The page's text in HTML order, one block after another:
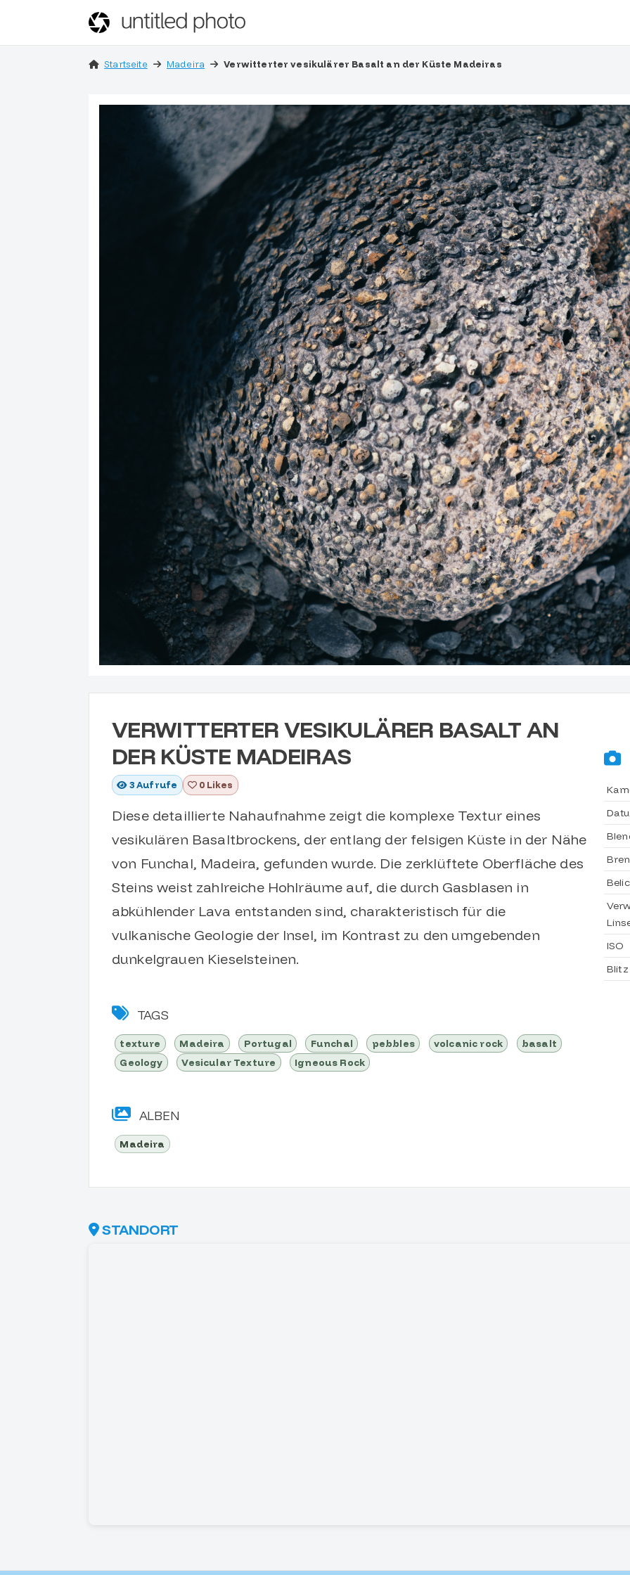
Startseite Madeira Verwitterter vesikulärer Basalt an der Küste Madeiras
VERWITTERTER VESIKULÄRER BASALT AN
DER KÜSTE MADEIRAS
3Aufrufe 0 Likes
Diese detaillierte Nahaufnahme zeigt die komplexe Textur eines
vesikulären Basaltbrockens, der entlang der felsigen Küste in der Nähe
von Funchal, Madeira, gefunden wurde. Die zerklüftete Oberfläche des
Steins weist zahlreiche Hohlräume auf, die durch Gasblasen in
abkühlender Lava entstanden sind, charakteristisch für die
vulkanische Geologie der Insel, im Kontrast zu den umgebenden
dunkelgrauen Kieselsteinen.
TAGS
texture Madeira Portugal Funchal pebbles volcanic rock
basalt
Geology
Vesicular Texture Igneous Rock
ALBEN
Madeira
ISO
Blitz
STANDORT